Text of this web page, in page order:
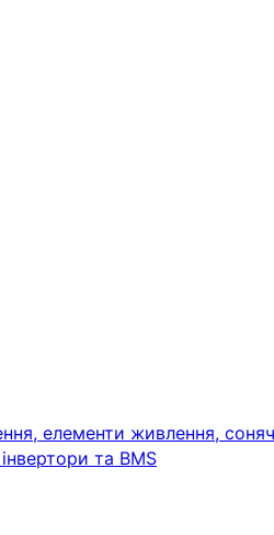
елементи живлення,
та BMS